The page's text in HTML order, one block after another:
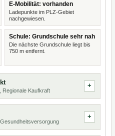
E-Mobilität: vorhanden
Ladepunkte im PLZ-Gebiet
nachgewiesen.
Schule: Grundschule sehr nah
Die nächste Grundschule liegt bis
750 m entfernt.
Regionale Kaufkraft